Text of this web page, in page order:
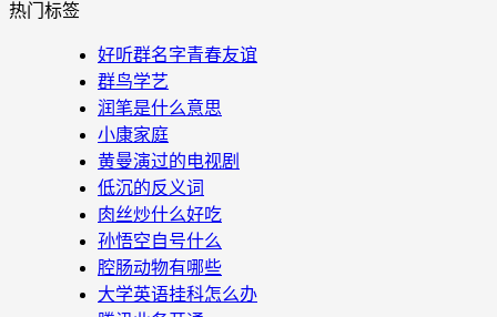
热门标签
好听群名字青春友谊
群鸟学艺
润笔是什么意思
小康家庭
黄曼演过的电视剧
低沉的反义词
肉丝炒什么好吃
孙悟空自号什么
腔肠动物有哪些
大学英语挂科怎么办